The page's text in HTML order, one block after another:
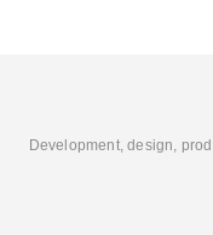
Development, design,